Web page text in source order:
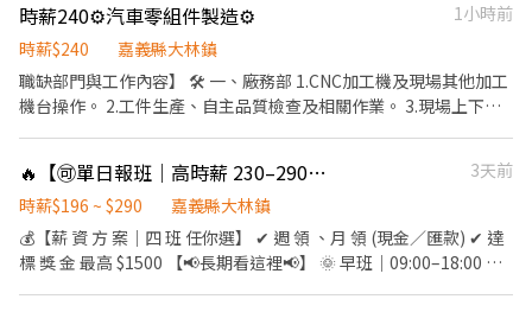
20:00~00:00時薪220元(排休日一) ⭐️大夜00:00~09:00時薪275元
╔═【長派固定排休8天】═╗ ❤️早班09:00~18:00時薪215元 ❤️晚
班16:00~01:00時薪250-元 ❤️晚8班20:00~00:00時薪230元 ❤️大夜
00:00~09:00時薪290元 ▬▬＞＞領薪方式＜＜▬▬ 1.長派：每月10
日發薪水 (薪資統一用匯款，🉑日領(隔日領)/🉑週領 領部份薪資，
遇假日順延發薪，其餘薪資月結） ✅早班-日領1300元 ✅晚班-日領
1400元 ✅小夜-日領700元 ✅大夜-日領1500元 ✅🉑週領 2.臨時工：
明】✅此工作需投保勞保10元✅日領薪資轉帳處理30元 ▬＞＞立即
報名＜＜▬ ✅官方好友：https://lin.ee/j8HhyQT +好友 ID：
@0800job 呼叫🔊傑報小幫手 留言【大名+電話+截職缺圖片】 #傑
報人力銀行
09:00 🌅 早班短：09：00-15:30 🌄 倉五早：09:00 - 18:00 🌞 早
班：09:00 - 18:00 🌆 晚班：15:30 - 00:30 🌙 晚八：20:00 - 00:00 🌃
大夜：00:00 - 09:00 🌌 小夜：00:00 - 04:00 🔸薪資說明（含檔期津
貼） ✅ 早五班：$200~$225 ✅ 早班短：$196 ✅ 早班＆ 倉五早班：
倉｜嘉義縣大林鎮大埔美園區三路 五倉｜嘉義縣大林鎮大埔美園區
五路 ▬▬▬▬▬▬▬▬▬【快速報名】▬▬▬▬▬▬▬▬▬ 🚀 心動
【0965330514 】明熙-Lisa 麗莎專員 1對1專人為您服務☺️ 📸 貼心
提醒：留言後記得截圖私訊，加快錄取進度喔！
時薪240⚙️汽車零組件製造⚙️
1小時前
時薪$240
嘉義縣大林鎮
職缺部門與工作內容】 🛠️ 一、廠務部 1.CNC加工機及現場其他加工
機台操作。 2.工件生產、自主品質檢查及相關作業。 3.現場上下料
時間與薪資】 休假方式： 固定休每週六、日 班別選擇： ☀️ 日班：
07：30 - 16：00（用餐時間 11：30 - 12：00） 💰 時薪： 210
🌙 夜班： 22：00 - 06：30（用餐時間 02：00 - 02：30） 💰 時
薪：240 ⚠️ 備註：夜班需先在日班接受訓練2~4週，依工作表現評
🔥【🉑單日報班｜高時薪 230–290｜】大林物流人員強力招募中！🔥
3天前
時薪$196 ~ $290
嘉義縣大林鎮
💰【薪 資 方 案｜四 班 任你選】 ✔ 週 領 、月 領 (現金／匯款) ✔ 達
標 獎 金 最高 $1500 【📢長期看這裡📢】 🌞 早班｜09:00–18:00 排